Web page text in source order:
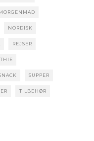
MORGENMAD
NORDISK
REJSER
SUPPER
TILBEHØR